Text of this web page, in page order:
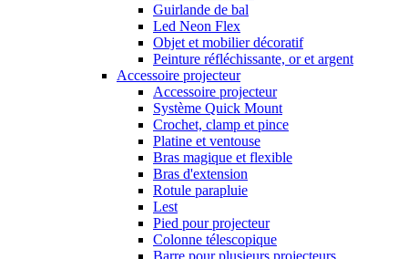
Guirlande de bal
Led Neon Flex
Objet et mobilier décoratif
Peinture réfléchissante, or et argent
Accessoire projecteur
Accessoire projecteur
Système Quick Mount
Crochet, clamp et pince
Platine et ventouse
Bras magique et flexible
Bras d'extension
Rotule parapluie
Lest
Pied pour projecteur
Colonne télescopique
Barre pour plusieurs projecteurs